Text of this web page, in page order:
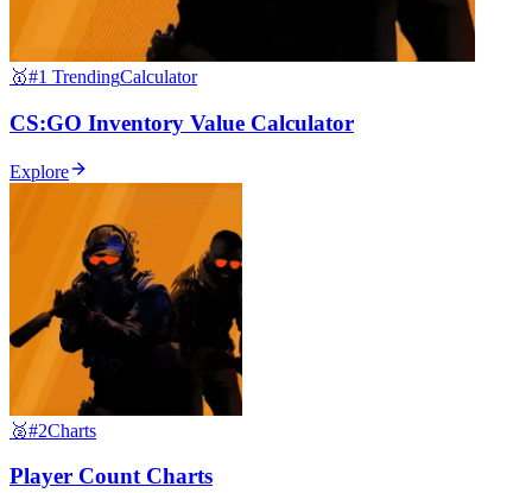
🥇#1 TrendingCalculator
CS:GO Inventory Value Calculator
Explore
🥈#2Charts
Player Count Charts